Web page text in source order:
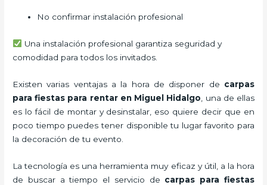
No confirmar instalación profesional
Una instalación profesional garantiza seguridad y
comodidad para todos los invitados.
Existen varias ventajas a la hora de disponer de carpas
para fiestas para rentaren Miguel Hidalgo , una de ellas
es lo fácil de montar y desinstalar, eso quiere decir que en
poco tiempo puedes tener disponible tu lugar favorito para
la decoración de tu evento.
La tecnología es una herramienta muy eficaz y útil, a la hora
de buscar a tiempo el servicio de carpas para fiestas